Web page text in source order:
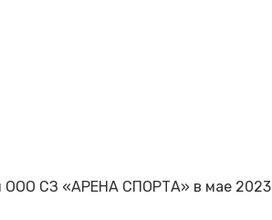
ООО СЗ «АРЕНА СПОРТА» в мае 2023